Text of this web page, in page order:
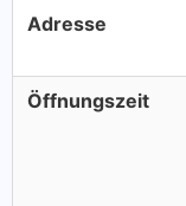
Adresse
Öffnungszeit